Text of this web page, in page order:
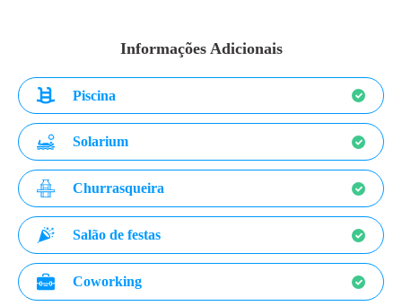
Informações Adicionais
Piscina
Solarium
Churrasqueira
Salão de festas
Coworking